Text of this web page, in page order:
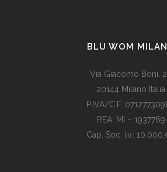
BLU WOM
Via Giacomo Boni,
20144 Milano Italia
P.IVA/C.F.
REA: MI – 1937769
Cap. Soc. i.v.: